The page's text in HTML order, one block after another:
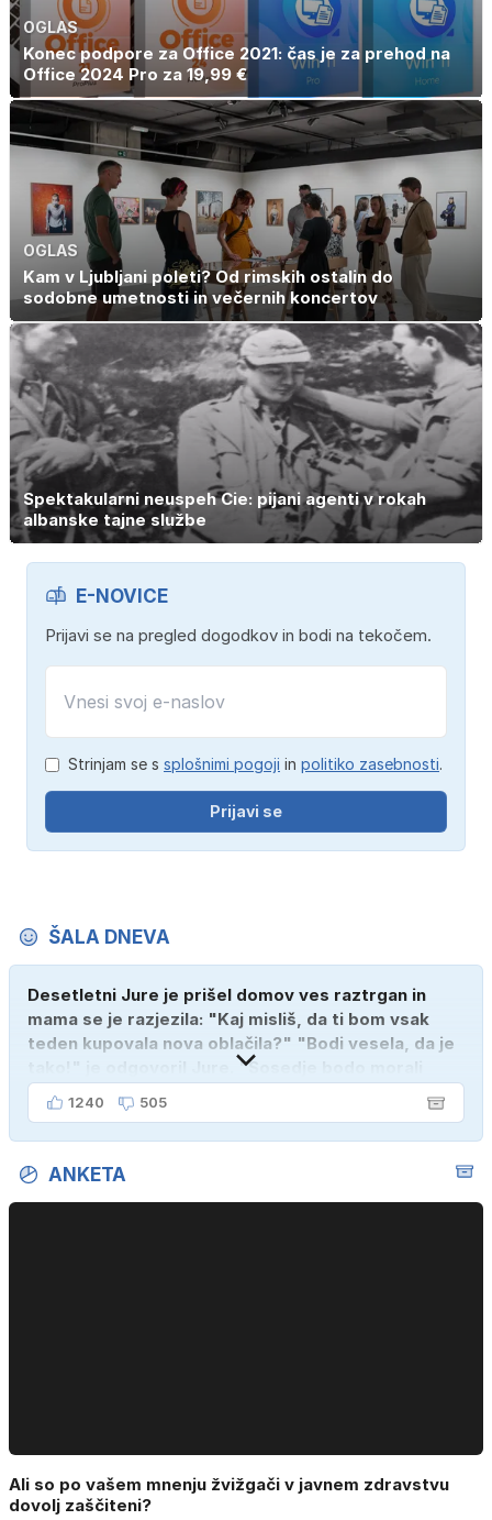
OGLAS
Konec podpore za Office 2021: čas je za prehod na
Office 2024 Pro za 19,99 €
OGLAS
Kam v Ljubljani poleti? Od rimskih ostalin do
sodobne umetnosti in večernih koncertov
Spektakularni neuspeh Cie: pijani agenti v rokah
albanske tajne službe
E-NOVICE
Prijavi se na pregled dogodkov in bodi na tekočem.
Strinjam se s splošnimi pogoji in politiko zasebnosti.
Prijavi se
ŠALA DNEVA
Desetletni Jure je prišel domov ves raztrgan in
mama se je razjezila: "Kaj misliš, da ti bom vsak
teden kupovala nova oblačila?" "Bodi vesela, da je
tako!" je odgovoril Jure. "Sosedje bodo morali
kupiti novega sina, tako sem ga prebutal!"
1240 505
ANKETA
Ali so po vašem mnenju žvižgači v javnem zdravstvu
dovolj zaščiteni?